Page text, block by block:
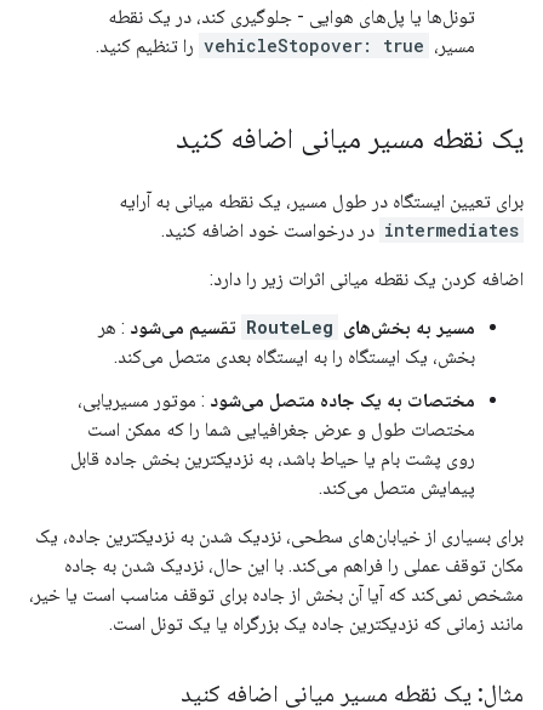
تونل‌ها یا پل‌های هوایی - جلوگیری کند، در یک نقطه
مسیر، vehicleStopover: true را تنظیم کنید.
یک نقطه مسیر میانی اضافه کنید
برای تعیین ایستگاه در طول مسیر، یک نقطه میانی به آرایه
intermediates در درخواست خود اضافه کنید.
اضافه کردن یک نقطه میانی اثرات زیر را دارد:
مسیر به بخش‌های RouteLeg تقسیم می‌شود : هر
بخش، یک ایستگاه را به ایستگاه بعدی متصل می‌کند.
مختصات به یک جاده متصل می‌شود : موتور مسیریابی،
مختصات طول و عرض جغرافیایی شما را که ممکن است
روی پشت بام یا حیاط باشد، به نزدیکترین بخش جاده قابل
پیمایش متصل می‌کند.
برای بسیاری از خیابان‌های سطحی، نزدیک شدن به نزدیکترین جاده، یک
مکان توقف عملی را فراهم می‌کند. با این حال، نزدیک شدن به جاده
مشخص نمی‌کند که آیا آن بخش از جاده برای توقف مناسب است یا خیر،
مانند زمانی که نزدیکترین جاده یک بزرگراه یا یک تونل است.
مثال: یک نقطه مسیر میانی اضافه کنید